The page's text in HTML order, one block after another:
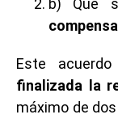
Este acuerdo
finalizada la
máximo de